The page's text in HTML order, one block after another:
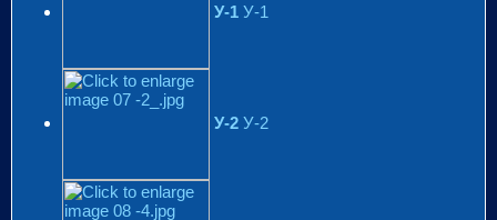
У-1 У-1
У-2 У-2